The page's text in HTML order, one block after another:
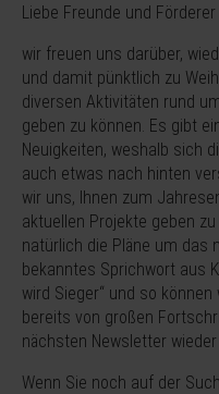
Liebe Freunde und Förderer
wir freuen uns darüber,
und damit pünktlich zu
diversen Aktivitäten rund
geben zu können. Es gibt
Neuigkeiten, weshalb sich
auch etwas nach hinten
wir uns, Ihnen zum
aktuellen Projekte geben
natürlich die Pläne um das
bekanntes Sprichwort aus
wird Sieger“ und so
bereits von großen
nächsten Newsletter
Wenn Sie noch auf der